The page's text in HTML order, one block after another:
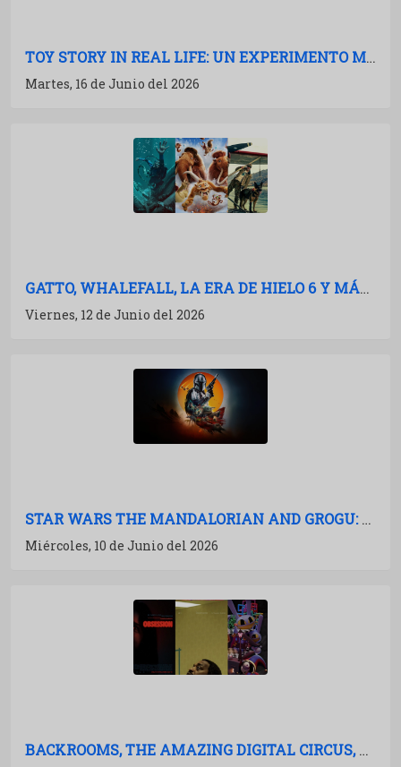
TOY STORY IN REAL LIFE: UN EXPERIMENTO MARAVILLOSO
Martes, 16 de Junio del 2026
GATTO, WHALEFALL, LA ERA DE HIELO 6 Y MÁS: AVALANCHA DE TRAILERS
Viernes, 12 de Junio del 2026
STAR WARS THE MANDALORIAN AND GROGU: LA FUERZA RECUPERADA
Miércoles, 10 de Junio del 2026
BACKROOMS, THE AMAZING DIGITAL CIRCUS, OBSESSION: EL EFECTO YOUTUBE EN CINES